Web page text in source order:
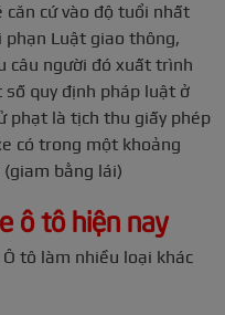
cứ vào độ tuổi nhất
phạn Luật giao thông,
câu người đó xuất trình
quy định pháp luật ở
phạt là tịch thu giấy phép
có trong một khoảng
bằng lái)
ô tô hiện nay
tô làm nhiều loại khác